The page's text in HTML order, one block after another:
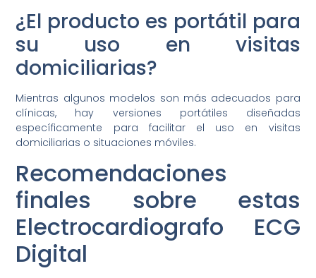
¿El producto es portátil para
su uso en visitas
domiciliarias?
Mientras algunos modelos son más adecuados para
clínicas, hay versiones portátiles diseñadas
específicamente para facilitar el uso en visitas
domiciliarias o situaciones móviles.
Recomendaciones
finales sobre estas
Electrocardiografo ECG
Digital